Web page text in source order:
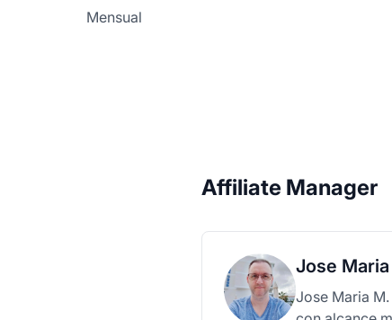
Mensual
Affiliate Manager
Jose
Jose Maria